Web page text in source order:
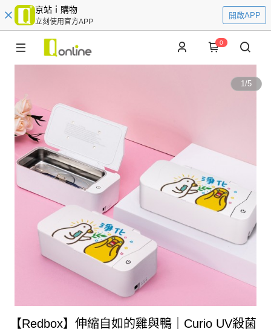
京站ｉ購物
立刻使用官方APP
開啟APP
0
1/5
【Redbox】伸縮自如的雞與鴨｜Curio UV殺菌